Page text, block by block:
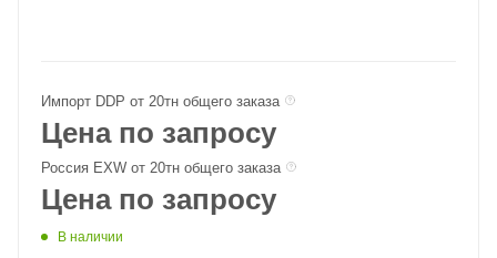
Импорт DDP от 20тн общего заказа
Цена по запросу
Россия EXW от 20тн общего заказа
Цена по запросу
В наличии